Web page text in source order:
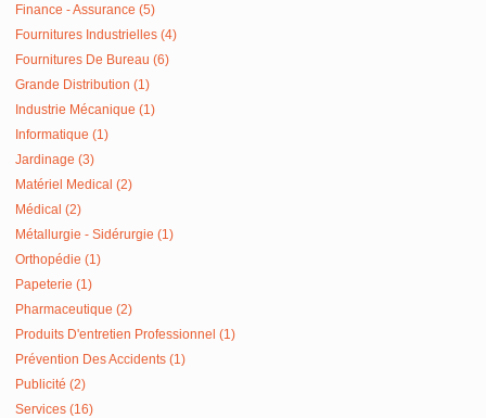
Finance - Assurance (5)
Fournitures Industrielles (4)
Fournitures De Bureau (6)
Grande Distribution (1)
Industrie Mécanique (1)
Informatique (1)
Jardinage (3)
Matériel Medical (2)
Médical (2)
Métallurgie - Sidérurgie (1)
Orthopédie (1)
Papeterie (1)
Pharmaceutique (2)
Produits D'entretien Professionnel (1)
Prévention Des Accidents (1)
Publicité (2)
Services (16)